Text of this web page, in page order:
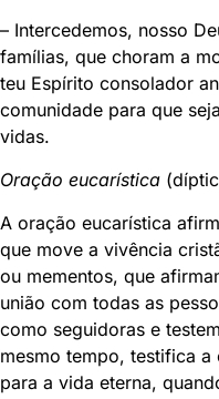
– Intercedemos, nosso
famílias, que choram a
teu Espírito consolador
comunidade para que
vidas.
Oração eucarística
A oração eucarística
que move a vivência
ou mementos, que
união com todas as
como seguidoras e
mesmo tempo, testifica a
para a vida eterna,